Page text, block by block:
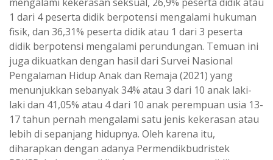
1 dari 4 peserta didik berpotensi mengalami hukuman
fisik, dan 36,31% peserta didik atau 1 dari 3 peserta
didik berpotensi mengalami perundungan. Temuan ini
juga dikuatkan dengan hasil dari Survei Nasional
Pengalaman Hidup Anak dan Remaja (2021) yang
menunjukkan sebanyak 34% atau 3 dari 10 anak laki-
laki dan 41,05% atau 4 dari 10 anak perempuan usia 13-
17 tahun pernah mengalami satu jenis kekerasan atau
lebih di sepanjang hidupnya. Oleh karena itu,
diharapkan dengan adanya Permendikbudristek